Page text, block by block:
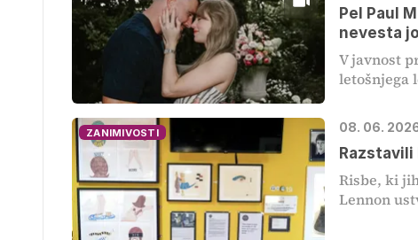
Pel Paul
nevesta
V javnost
letošnjega
ZANIMIVOSTI 08. 06.
Risbe, ki
Lennon